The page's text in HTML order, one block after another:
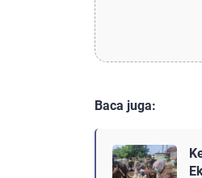
Baca juga: